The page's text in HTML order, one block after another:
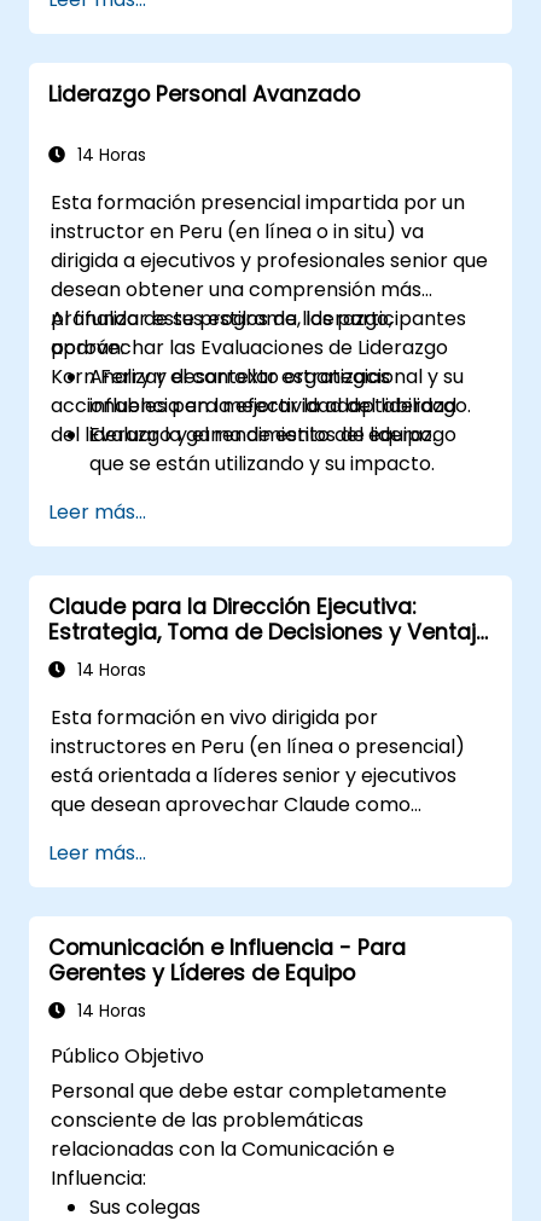
Aplicar estrategias de Marca Empleadora
y EVP (Propuesta de Valor del Empleado)
Publicar anuncios de empleo individuales
o múltiples
de candidatos potenciales
Liderazgo Personal Avanzado
14 Horas
Esta formación presencial impartida por un
instructor en Peru (en línea o in situ) va
dirigida a ejecutivos y profesionales senior que
desean obtener una comprensión más
profunda de sus estilos de liderazgo,
aprovechar las Evaluaciones de Liderazgo
Korn Ferry y desarrollar estrategias
accionables para mejorar la adaptabilidad
del liderazgo y el rendimiento del equipo.
Al finalizar este programa, los participantes
podrán:
Analizar el contexto organizacional y su
influencia en la efectividad del liderazgo.
Evaluar la gama de estilos de liderazgo
que se están utilizando y su impacto.
afectan el compromiso, la dinámica y el
rendimiento del equipo.
Aplicar la retroalimentación obtenida de
las evaluaciones de liderazgo para
identificar fortalezas y áreas de
crecimiento.
los comportamientos de liderazgo y su
impacto directo en el clima laboral.
Desarrollar estrategias accionables para
mejorar la adaptabilidad del liderazgo y el
rendimiento del equipo.
Leer más...
Claude para la Dirección Ejecutiva:
Estrategia, Toma de Decisiones y Ventaja
Competitiva
14 Horas
Esta formación en vivo dirigida por
instructores en Peru (en línea o presencial)
está orientada a líderes senior y ejecutivos
que desean aprovechar Claude como
mejorar la toma de decisiones, acelerar la
planificación y construir una ventaja
competitiva mediante un liderazgo
potenciado por IA.
Leer más...
Comunicación e Influencia - Para
Gerentes y Líderes de Equipo
14 Horas
Público Objetivo
Personal que debe estar completamente
consciente de las problemáticas
relacionadas con la Comunicación e
Influencia:
Sus colegas